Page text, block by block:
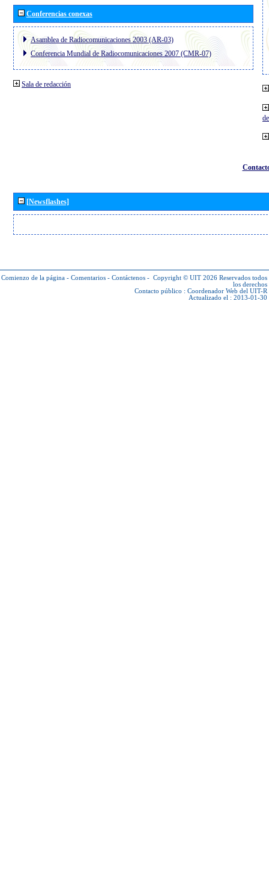
Conferencias conexas
Asamblea de Radiocomunicaciones 2003 (AR-03)
Conferencia Mundial de Radiocomunicaciones 2007 (CMR-07)
Sala de redacción
[Newsflashes]
Comienzo de la página - Comentarios - Contáctenos - Copyright © UIT 2026 Reservados todos
los derechos
Contacto público : Coordenador Web del UIT-R
Actualizado el : 2013-01-30